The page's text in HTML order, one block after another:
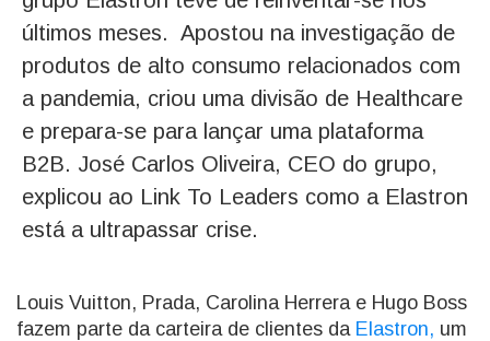
últimos meses. Apostou na investigação de
produtos de alto consumo relacionados com
a pandemia, criou uma divisão de Healthcare
e prepara-se para lançar uma plataforma
B2B. José Carlos Oliveira, CEO do grupo,
explicou ao Link To Leaders como a Elastron
está a ultrapassar crise.
Louis Vuitton, Prada, Carolina Herrera e Hugo Boss
fazem parte da carteira de clientes da Elastron, um